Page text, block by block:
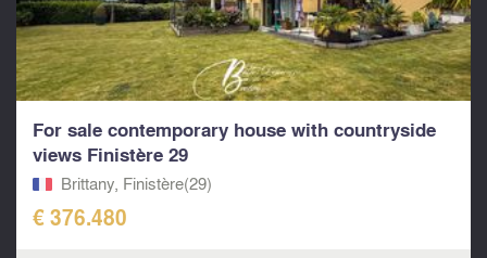
For sale contemporary house with countryside
views Finistère 29
Brittany, Finistère(29)
€ 376.480